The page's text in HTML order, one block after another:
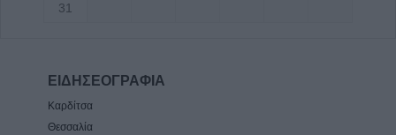
Άνω Λιόσια: Συνελήφθησαν δύο άνδρες για
6 Αυγούστου 2026, 17:50
Την Παρασκευή 7 Αυγούστου η κηδεία του
Αθανάσιου Ταξιάρχη
31
ΕΙΔΗΣΕΟΓΡΑΦΙΑ
Καρδίτσα
Θεσσαλία